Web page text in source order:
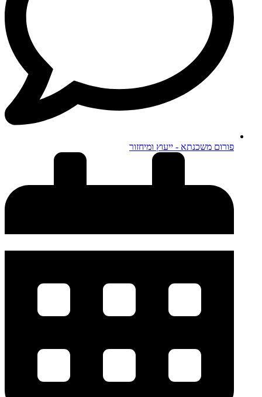
פורום משכנתא - ייעוץ ומיחזור